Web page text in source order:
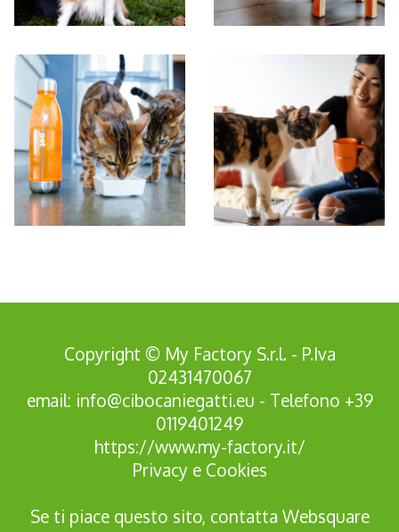
Copyright © My Factory S.r.l. - P.Iva
02431470067
email: info@cibocaniegatti.eu - Telefono +39
0119401249
https://www.my-factory.it/
Privacy e Cookies
Se ti piace questo sito, contatta Websquare